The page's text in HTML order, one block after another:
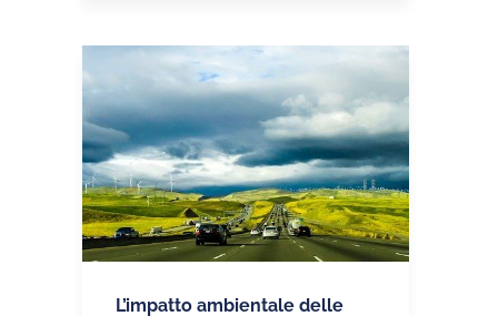
L’impatto ambientale delle